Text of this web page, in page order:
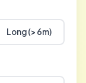
Long (> 6m)